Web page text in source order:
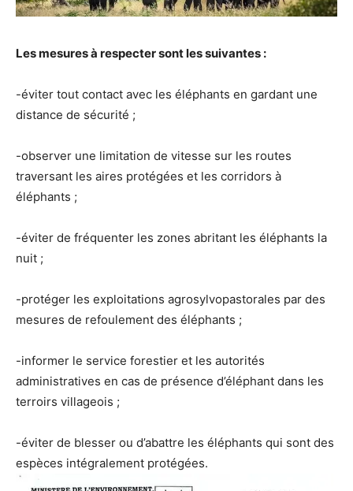
Les mesures à respecter sont les suivantes :
-éviter tout contact avec les éléphants en gardant une
distance de sécurité ;
-observer une limitation de vitesse sur les routes
traversant les aires protégées et les corridors à
éléphants ;
-éviter de fréquenter les zones abritant les éléphants la
nuit ;
-protéger les exploitations agrosylvopastorales par des
mesures de refoulement des éléphants ;
-informer le service forestier et les autorités
administratives en cas de présence d’éléphant dans les
terroirs villageois ;
-éviter de blesser ou d’abattre les éléphants qui sont des
espèces intégralement protégées.